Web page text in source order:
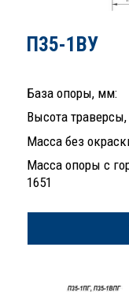
П35-1ВУ
База опоры, мм:
Высота
Масса без
Масса опоры с
1651